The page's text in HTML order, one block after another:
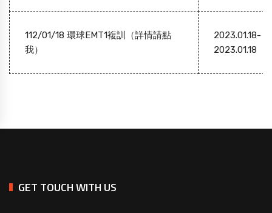
112/01/18 環球EMT1複訓（詳情請點
我）
2023.01.18-
2023.01.18
GET TOUCH WITH US